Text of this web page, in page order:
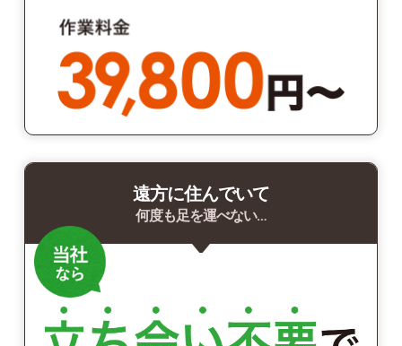
遠方に住んでいて
何度も足を運べない…